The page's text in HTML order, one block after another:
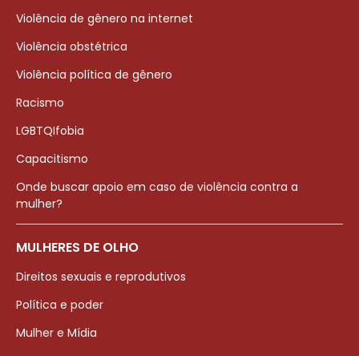
Violência de gênero na internet
Violência obstétrica
Violência política de gênero
Racismo
LGBTQIfobia
Capacitismo
Onde buscar apoio em caso de violência contra a
mulher?
MULHERES DE OLHO
Direitos sexuais e reprodutivos
Política e poder
Mulher e Mídia